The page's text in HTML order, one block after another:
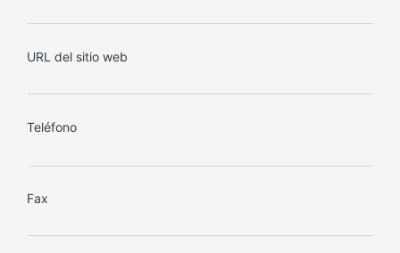
URL del sitio web
Teléfono
Fax